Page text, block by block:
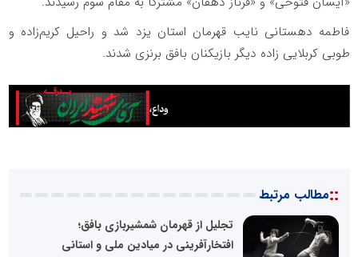
فاطمه دهستانی نایب قهرمان استان یزد شد و راحیل کریم‌زاده و
طوبی کربلایی زاده دیگر بازیکنان بافق برنزی شدند.
::مطالب مرتبط
تجلیل از قهرمان شمشیربازی بافق؛
افتخارآفرینی در میادین ملی و استانی